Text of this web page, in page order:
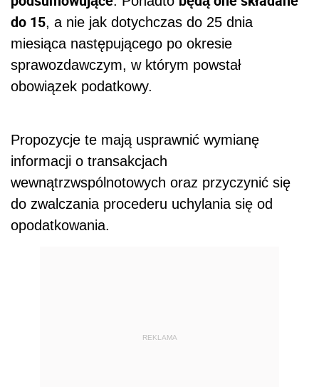
do 15, a nie jak dotychczas do 25 dnia
miesiąca następującego po okresie
sprawozdawczym, w którym powstał
obowiązek podatkowy.
Propozycje te mają usprawnić wymianę
informacji o transakcjach
wewnątrzwspólnotowych oraz przyczynić się
do zwalczania procederu uchylania się od
opodatkowania.
REKLAMA